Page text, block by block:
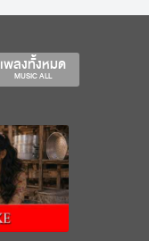
เพลงทั้งหมด
MUSIC ALL